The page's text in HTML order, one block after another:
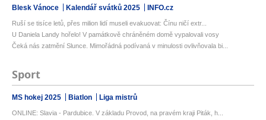
Blesk Vánoce Kalendář svátků 2025 INFO.cz
Ruší se tisíce letů, přes milion lidí museli evakuovat: Čínu ničí extr...
U Daniela Landy hořelo! V památkově chráněném domě vypalovali vosy
Čeká nás zatmění Slunce. Mimořádná podívaná v minulosti ovlivňovala bi...
Sport
MS hokej 2025 Biatlon Liga mistrů
ONLINE: Slavia - Pardubice. V základu Provod, na pravém kraji Piták, h...